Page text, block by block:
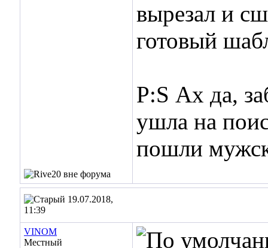
вырезал и
готовый
P:S Ах да,
ушла на
пошли
19.07.2018,
11:39
VINOM
Местный